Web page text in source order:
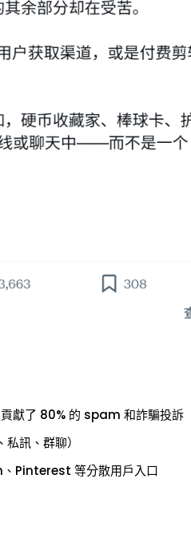
獻了 80% 的 spam 和詐騙投訴
訊、群聊）
Pinterest 等分散用戶入口